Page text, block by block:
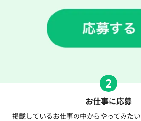
2
お仕事に応募
掲載しているお仕事の中からやってみた